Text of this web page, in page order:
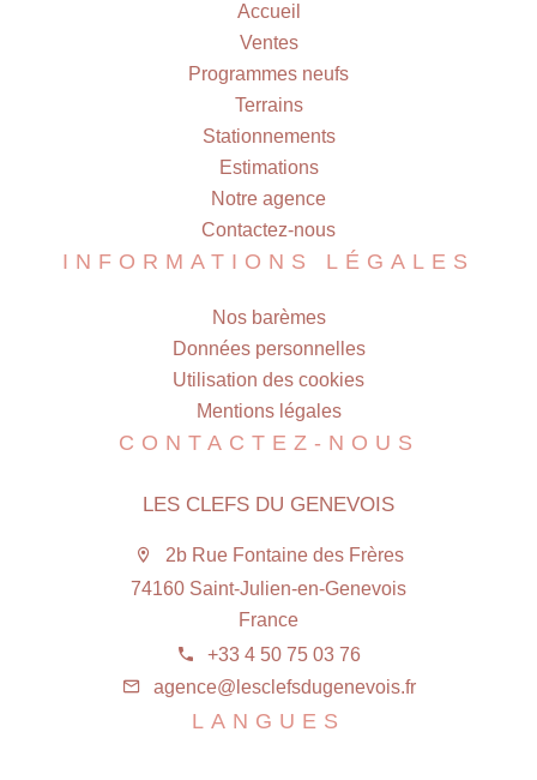
Accueil
Ventes
Programmes neufs
Terrains
Stationnements
Estimations
Notre agence
Contactez-nous
INFORMATIONS LÉGALES
Nos barèmes
Données personnelles
Utilisation des cookies
Mentions légales
CONTACTEZ-NOUS
LES CLEFS DU GENEVOIS
2b Rue Fontaine des Frères
74160 Saint-Julien-en-Genevois
France
+33 4 50 75 03 76
agence@lesclefsdugenevois.fr
LANGUES